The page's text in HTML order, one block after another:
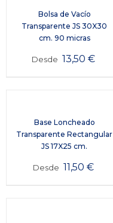
Bolsa de Vacío
Transparente JS 30X30
cm. 90 micras
Desde 13,50 €
Base Loncheado
Transparente Rectangular
JS 17X25 cm.
Desde 11,50 €